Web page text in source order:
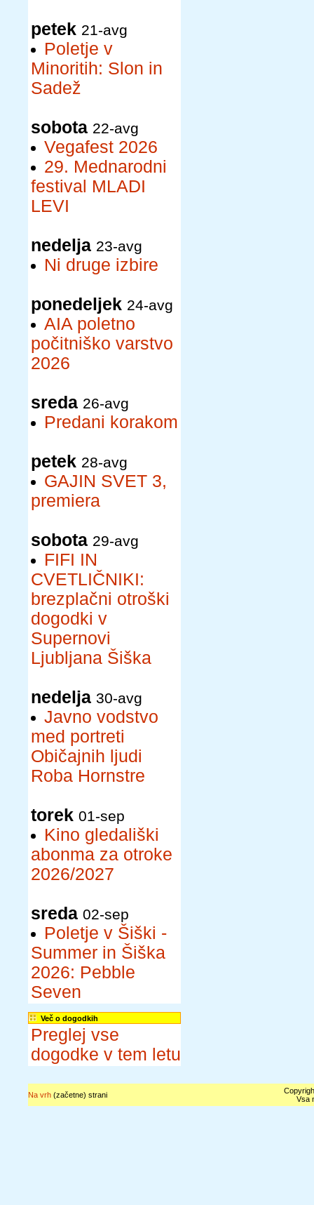
petek 21-avg
Poletje v
Minoritih: Slon in
Sadež
sobota 22-avg
Vegafest 2026
29. Mednarodni
festival MLADI
LEVI
nedelja 23-avg
Ni druge izbire
ponedeljek 24-avg
AIA poletno
počitniško varstvo
2026
sreda 26-avg
Predani korakom
petek 28-avg
GAJIN SVET 3,
premiera
sobota 29-avg
FIFI IN
CVETLIČNIKI:
brezplačni otroški
dogodki v
Supernovi
Ljubljana Šiška
nedelja 30-avg
Javno vodstvo
med portreti
Običajnih ljudi
Roba Hornstre
torek 01-sep
Kino gledališki
abonma za otroke
2026/2027
sreda 02-sep
Poletje v Šiški -
Summer in Šiška
2026: Pebble
Seven
Več o dogodkih
Preglej vse
dogodke v tem letu
Na vrh(začetne) strani
Vsa